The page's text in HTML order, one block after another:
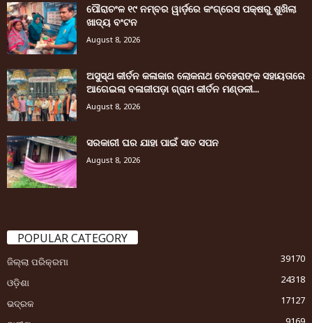
ପୌରାଚଂଳ ୧୯ ନମ୍ବର ୱାର୍ଡ଼ରେ କଂଗ୍ରେସ ପକ୍ଷରୁ ଶୁଖିଲା
ଖାଦ୍ୟ ବଂଟନ
August 8, 2026
ଅସୁସ୍ଥ କୀର୍ତନ କଳାକାର ଲୋକନାଥ ବେହେରାଙ୍କ ସହାୟତାରେ
ଆଗେଇଲା ବଳାଜୀପଡ଼ା ଗ୍ରାମ କୀର୍ତନ ମଣ୍ଡଳୀ...
August 8, 2026
ସରକାରୀ ଘର ଯାହା ପାଇଁ ସାତ ସପନ
August 8, 2026
POPULAR CATEGORY
ଜିଲ୍ଲା ପରିକ୍ରମା
39170
ଓଡ଼ିଶା
24318
ଭଦ୍ରକ
17127